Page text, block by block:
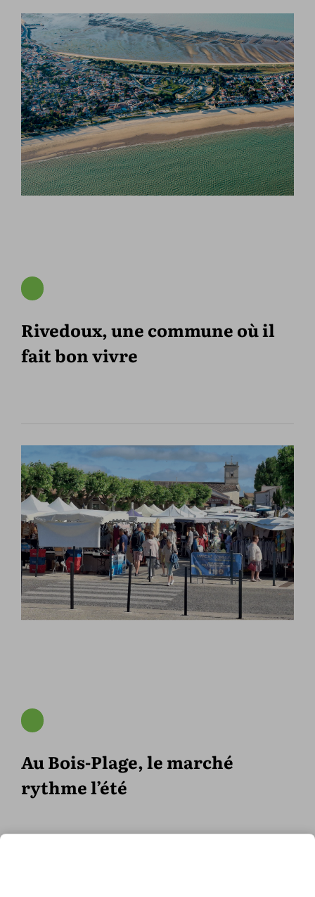
Rivedoux, une commune où il
fait bon vivre
Au Bois-Plage, le marché
rythme l’été